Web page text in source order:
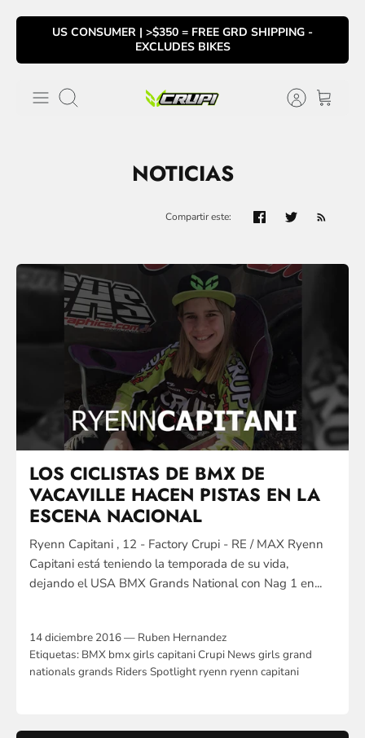
contenido
US CONSUMER | >$350 = FREE GRD SHIPPING -
EXCLUDES BIKES
Buscar
NOTICIAS
Compartir este:
LOS CICLISTAS DE BMX DE
VACAVILLE HACEN PISTAS EN LA
ESCENA NACIONAL
Ryenn Capitani , 12 - Factory Crupi - RE / MAX Ryenn
Capitani está teniendo la temporada de su vida,
dejando el USA BMX Grands National con Nag 1 en...
14 diciembre 2016 — Ruben Hernandez
Etiquetas: BMX bmx girls capitaniCrupi News girls grand
nationals grands Riders Spotlight ryenn ryenn capitani